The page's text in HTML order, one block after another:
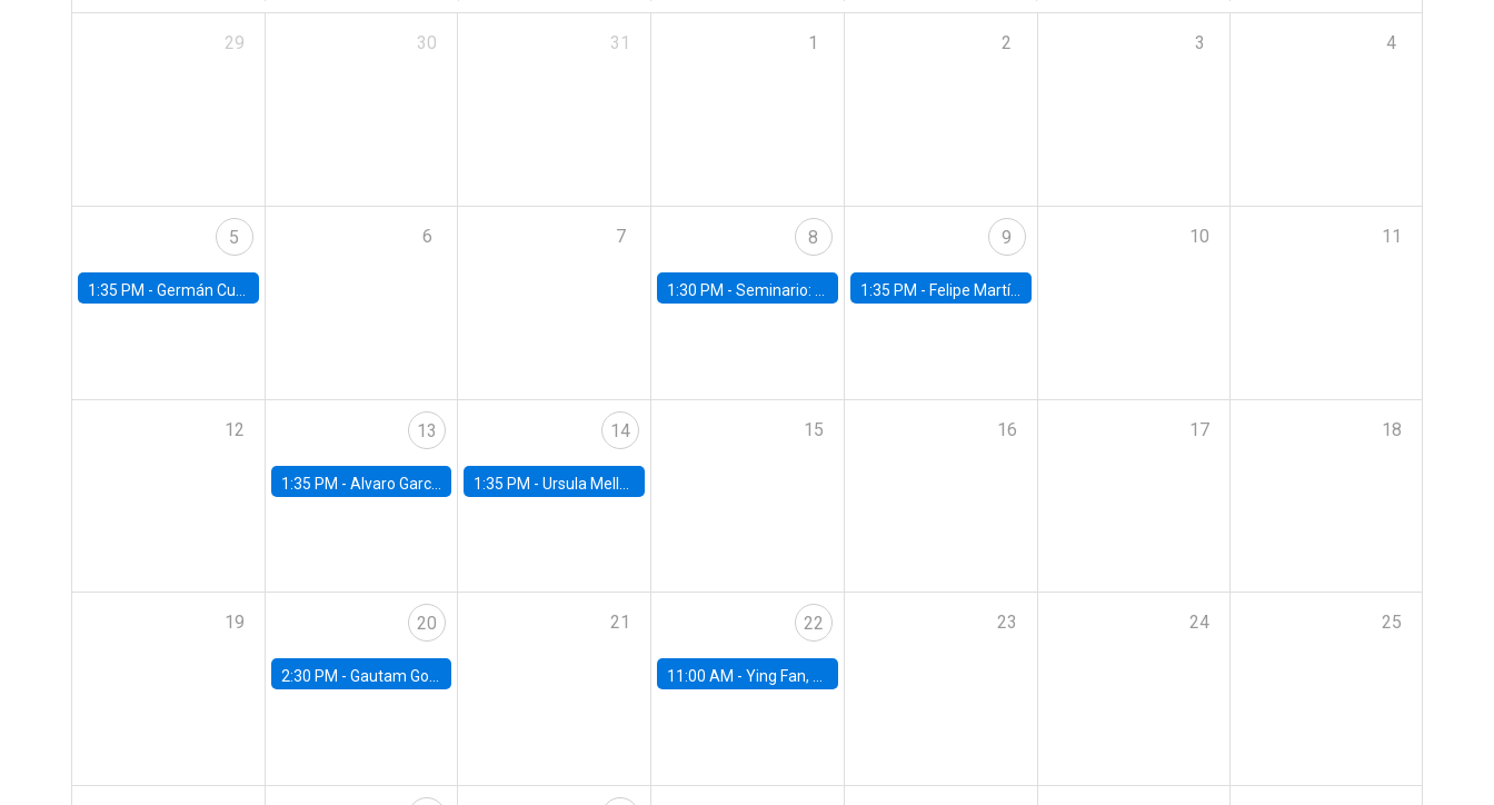
29 30 31 1 2 3 4
5
1:35 PM - Germán Cubas, University of Houston
6 7 8
1:30 PM -Seminario: “Recuperando la humanidad para progresar en la era de la IA»
9
1:35 PM - Felipe Martínez, alumno Doctorado en Economía UC
10 11
12 13
1:35 PM - Alvaro Garcia-Marin, Universidad de Los Andes
14
1:35 PM -Ursula Mello, Insper - Institute of Education and Research
15 16 17 18
19 20
2:30 PM - Gautam Gowrisankaran, Columbia University
21 22
11:00 AM -Ying Fan, University of Michigan
23 24 25